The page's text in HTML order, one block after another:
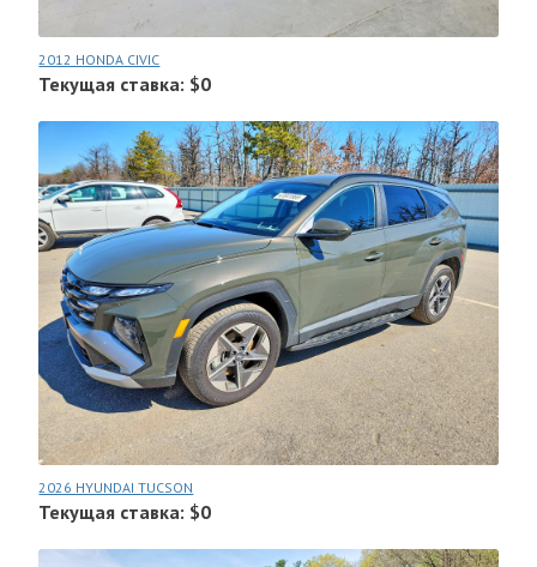
2012 HONDA CIVIC
Текущая ставка: $0
2026 HYUNDAI TUCSON
Текущая ставка: $0